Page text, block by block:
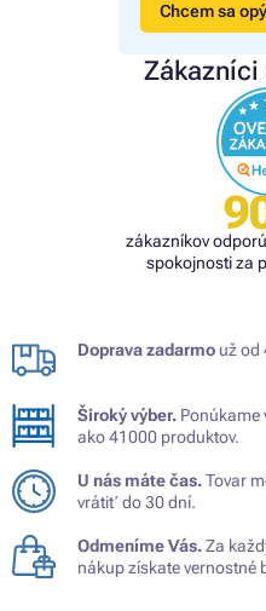
Chcem sa
Zákazníci
zákazníkov
spokojnosti za
Doprava zadarmo už od
Široký výber. Ponúkame
ako 41000 produktov.
U nás máte čas.Tovar
vrátiť do 30 dní.
Odmeníme Vás.Za
nákup získate vernostné